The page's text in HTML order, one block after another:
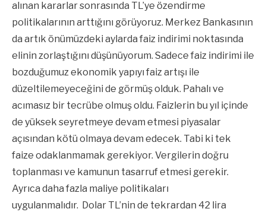
alınan kararlar sonrasında TL’ye özendirme
politikalarının arttığını görüyoruz. Merkez Bankasının
da artık önümüzdeki aylarda faiz indirimi noktasında
elinin zorlaştığını düşünüyorum. Sadece faiz indirimi ile
bozduğumuz ekonomik yapıyı faiz artışı ile
düzeltilemeyeceğini de görmüş olduk. Pahalı ve
acımasız bir tecrübe olmuş oldu. Faizlerin bu yıl içinde
de yüksek seyretmeye devam etmesi piyasalar
açısından kötü olmaya devam edecek. Tabi ki tek
faize odaklanmamak gerekiyor. Vergilerin doğru
toplanması ve kamunun tasarruf etmesi gerekir.
Ayrıca daha fazla maliye politikaları
uygulanmalıdır. Dolar TL’nin de tekrardan 42 lira